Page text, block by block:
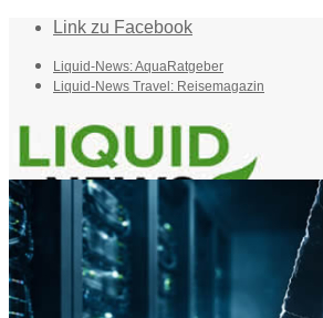
Link zu Facebook
Liquid-News: AquaRatgeber
Liquid-News Travel: Reisemagazin
Home